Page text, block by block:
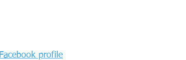
Facebook profile